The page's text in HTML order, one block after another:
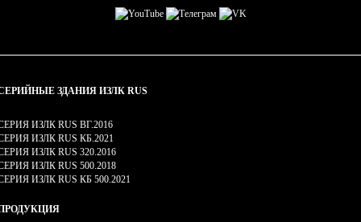
ЗДАНИЯ ИЗЛК RUS
ИЗЛК RUS ВГ.2016
ИЗЛК RUS КБ.2021
ИЗЛК RUS 320.2016
ИЗЛК RUS 500.2018
ИЗЛК RUS КБ 500.2021